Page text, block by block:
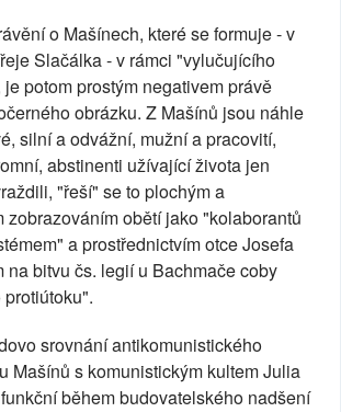
o Mašínech, které se formuje - v
Slačálka - v rámci "vylučujícího
potom prostým negativem právě
obrázku. Z Mašínů jsou náhle
silní a odvážní, mužní a pracovití,
abstinenti užívající života jen
"řeší" se to plochým a
zobrazováním obětí jako "kolaborantů
a prostřednictvím otce Josefa
na bitvu čs. legií u Bachmače coby
srovnání antikomunistického
Mašínů s komunistickým kultem Julia
během budovatelského nadšení